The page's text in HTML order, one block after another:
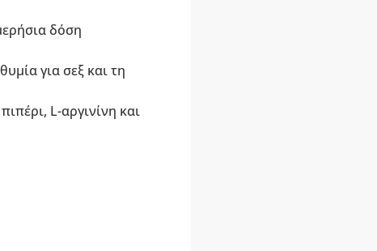
δόση
για σεξ και τη
L-αργινίνη και